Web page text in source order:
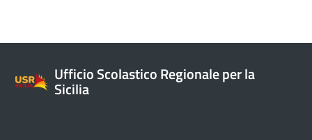
Ufficio Scolastico Regionale per la
Sicilia